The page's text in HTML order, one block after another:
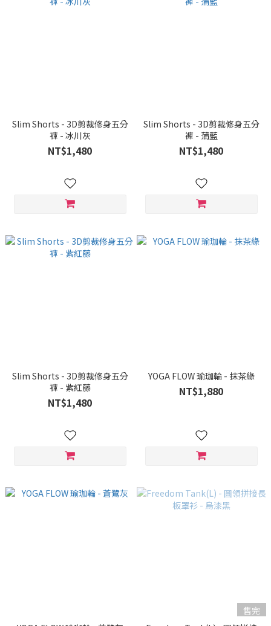
Slim Shorts - 3D剪裁修身五分
褲 - 冰川灰
NT$1,480
Slim Shorts - 3D剪裁修身五分
褲 - 蒲藍
NT$1,480
Slim Shorts - 3D剪裁修身五分
褲 - 紫紅藤
NT$1,480
YOGA FLOW 瑜珈輪 - 抹茶綠
NT$1,880
售完